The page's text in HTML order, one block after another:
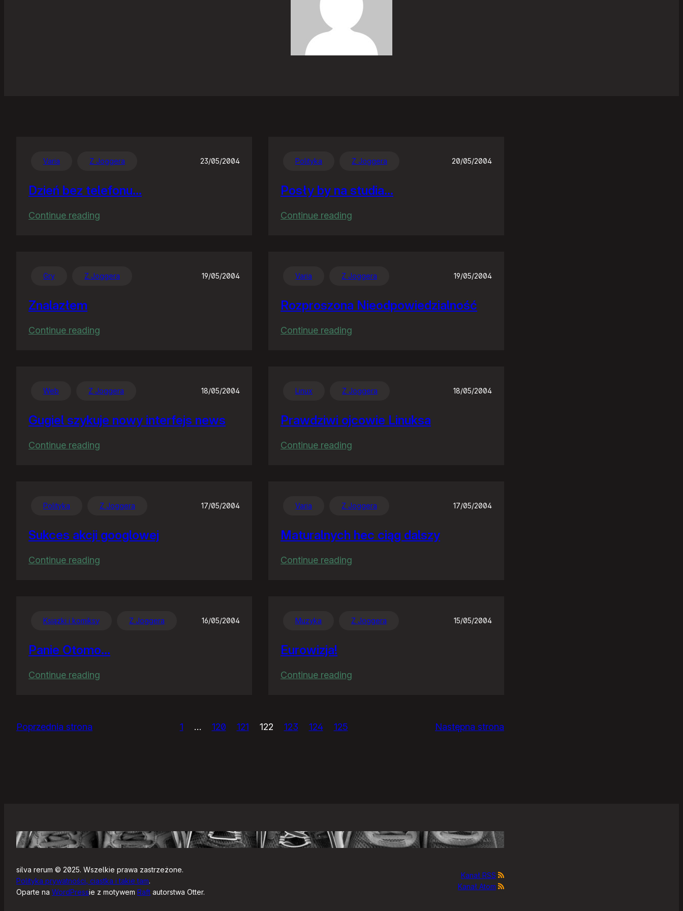
Varia Z Joggera 23/05/2004
Dzień bez telefonu…
Continue reading
Polityka Z Joggera 20/05/2004
Posły by na studia…
Continue reading
studia…
Gry Z Joggera 19/05/2004
Znalazłem
Continue reading
Varia Z Joggera 19/05/2004
Rozproszona Nieodpowiedzialność
Continue reading
Web Z Joggera 18/05/2004
Gugiel szykuje nowy interfejs news
Continue reading
interfejs
Linux Z Joggera 18/05/2004
Prawdziwi ojcowie Linuksa
Continue reading
Polityka Z Joggera 17/05/2004
Sukces akcji googlowej
Continue reading
Varia Z Joggera 17/05/2004
Maturalnych hec ciąg dalszy
Continue reading
dalszy
Książki i komiksy Z Joggera 16/05/2004
Panie Otomo…
Continue reading
Muzyka Z Joggera 15/05/2004
Eurowizja!
Continue reading
Poprzednia strona 1 … 120 121 122 123 124 125 Następna strona
silva rerum © 2025. Wszelkie prawa zastrzeżone.
Polityka prywatności, ciastka i takie tam.
Oparte na WordPressie z motywem Raft autorstwa Otter.
Kanał RSS
Kanał Atom